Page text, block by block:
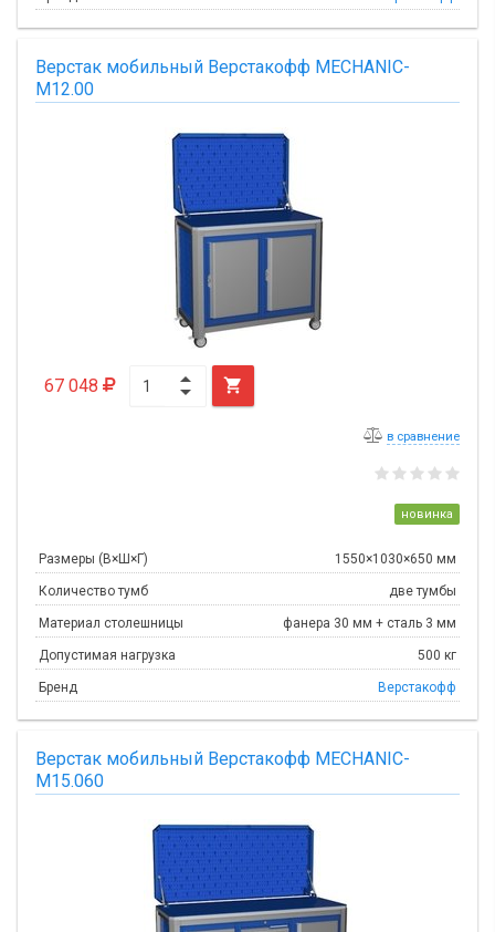
Верстак мобильный Верстакофф MECHANIC-
М12.00
67 048 
в сравнение
новинка
Размеры (В×Ш×Г) 1550×1030×650 мм
Количество тумб две тумбы
Материал столешницы фанера 30 мм + сталь 3 мм
Допустимая нагрузка 500 кг
Бренд Верстакофф
Верстак мобильный Верстакофф MECHANIC-
М15.060